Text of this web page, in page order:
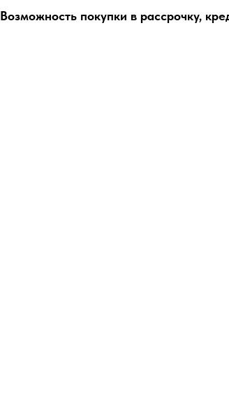
Возможность покупки в рассрочку,